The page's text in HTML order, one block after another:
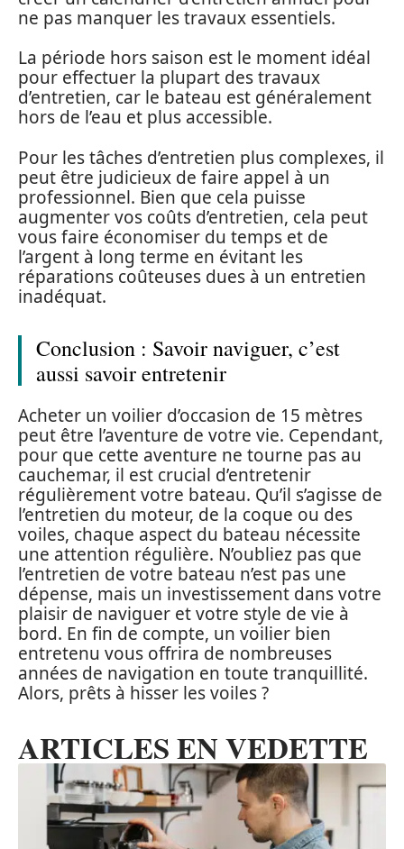
ne pas manquer les travaux essentiels.
La période hors saison est le moment idéal
pour effectuer la plupart des travaux
d’entretien, car le bateau est généralement
hors de l’eau et plus accessible.
Pour les tâches d’entretien plus complexes, il
peut être judicieux de faire appel à un
professionnel. Bien que cela puisse
augmenter vos coûts d’entretien, cela peut
vous faire économiser du temps et de
l’argent à long terme en évitant les
réparations coûteuses dues à un entretien
inadéquat.
Conclusion : Savoir naviguer, c’est
aussi savoir entretenir
Acheter un voilier d’occasion de 15 mètres
peut être l’aventure de votre vie. Cependant,
pour que cette aventure ne tourne pas au
cauchemar, il est crucial d’entretenir
régulièrement votre bateau. Qu’il s’agisse de
l’entretien du moteur, de la coque ou des
voiles, chaque aspect du bateau nécessite
une attention régulière. N’oubliez pas que
l’entretien de votre bateau n’est pas une
dépense, mais un investissement dans votre
plaisir de naviguer et votre style de vie à
bord. En fin de compte, un voilier bien
entretenu vous offrira de nombreuses
années de navigation en toute tranquillité.
Alors, prêts à hisser les voiles ?
ARTICLES EN VEDETTE